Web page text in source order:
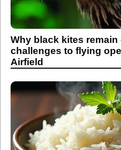
Why black kites
challenges to flying
Airfield